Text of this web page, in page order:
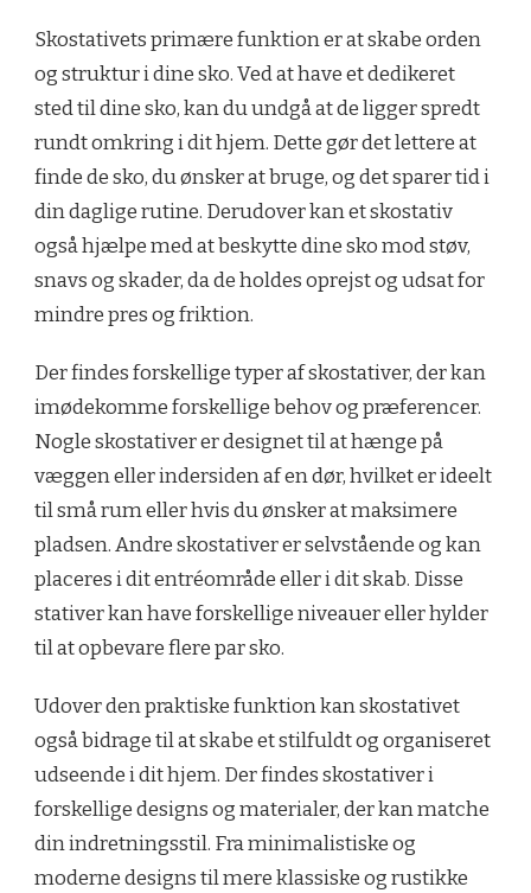
Skostativets primære funktion er at skabe orden
og struktur i dine sko. Ved at have et dedikeret
sted til dine sko, kan du undgå at de ligger spredt
rundt omkring i dit hjem. Dette gør det lettere at
finde de sko, du ønsker at bruge, og det sparer tid i
din daglige rutine. Derudover kan et skostativ
også hjælpe med at beskytte dine sko mod støv,
snavs og skader, da de holdes oprejst og udsat for
mindre pres og friktion.
Der findes forskellige typer af skostativer, der kan
imødekomme forskellige behov og præferencer.
Nogle skostativer er designet til at hænge på
væggen eller indersiden af en dør, hvilket er ideelt
til små rum eller hvis du ønsker at maksimere
pladsen. Andre skostativer er selvstående og kan
placeres i dit entréområde eller i dit skab. Disse
stativer kan have forskellige niveauer eller hylder
til at opbevare flere par sko.
Udover den praktiske funktion kan skostativet
også bidrage til at skabe et stilfuldt og organiseret
udseende i dit hjem. Der findes skostativer i
forskellige designs og materialer, der kan matche
din indretningsstil. Fra minimalistiske og
moderne designs til mere klassiske og rustikke